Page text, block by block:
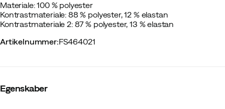
Materiale: 100 % polyester
Kontrastmateriale: 88 % polyester, 12 % elastan
Kontrastmateriale 2: 87 % polyester, 13 % elastan
Artikelnummer:FS464021
Egenskaber